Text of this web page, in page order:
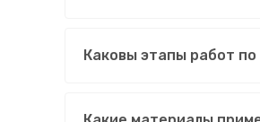
Каковы этапы работ по